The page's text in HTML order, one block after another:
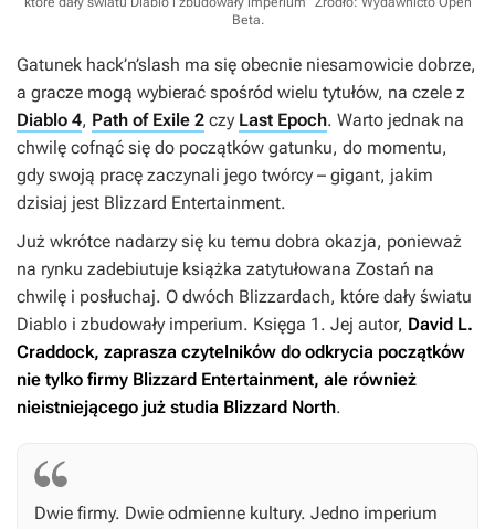
Beta.
Gatunek hack’n’slash ma się obecnie niesamowicie dobrze,
a gracze mogą wybierać spośród wielu tytułów, na czele z
Diablo 4, Path of Exile 2 czy Last Epoch. Warto jednak na
chwilę cofnąć się do początków gatunku, do momentu,
gdy swoją pracę zaczynali jego twórcy – gigant, jakim
dzisiaj jest Blizzard Entertainment.
Już wkrótce nadarzy się ku temu dobra okazja, ponieważ
na rynku zadebiutuje książka zatytułowana Zostań na
chwilę i posłuchaj. O dwóch Blizzardach, które dały światu
Diablo i zbudowały imperium. Księga 1 . Jej autor, David L.
Craddock, zaprasza czytelników do odkrycia początków
nie tylko firmy Blizzard Entertainment, ale również
nieistniejącego już studia Blizzard North.
Dwie firmy. Dwie odmienne kultury. Jedno imperium